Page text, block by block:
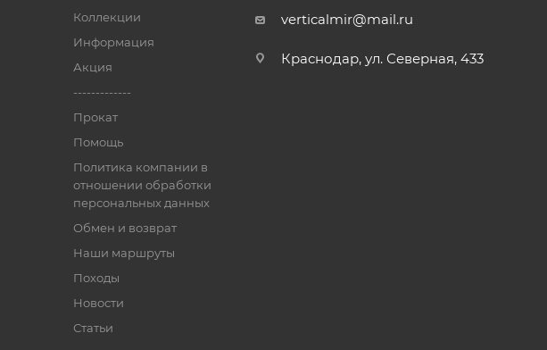
Коллекции
Информация
Акция
-------------
Прокат
Помощь
Политика компании в
отношении обработки
персональных данных
Обмен и возврат
Наши маршруты
Походы
Новости
Статьи
verticalmir@mail.ru
Краснодар, ул. Северная, 433